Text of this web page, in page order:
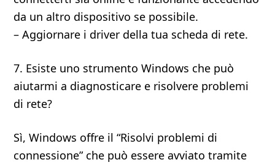
da un altro dispositivo se possibile.
– Aggiornare i driver della tua scheda di rete.
7. Esiste uno strumento Windows che può
aiutarmi a diagnosticare e risolvere problemi
di rete?
Sì, Windows offre il “Risolvi problemi di
connessione” che può essere avviato tramite